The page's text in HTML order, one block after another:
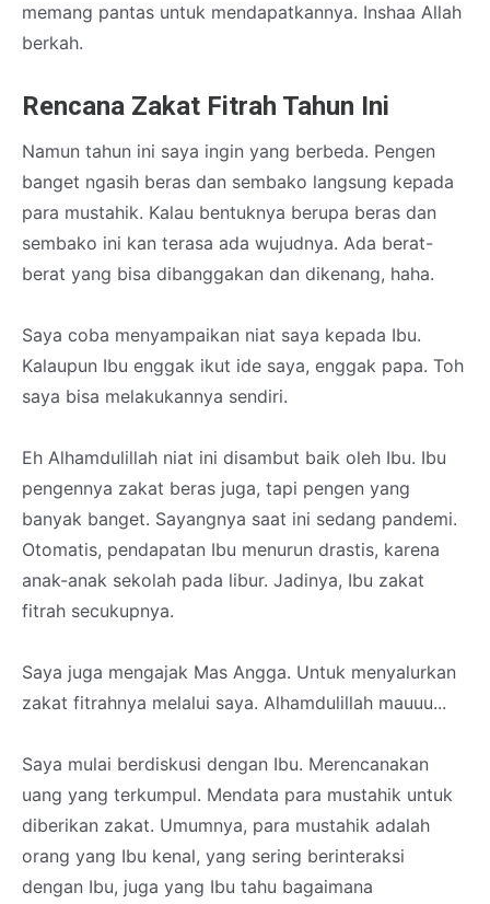
memang pantas untuk mendapatkannya. Inshaa Allah
berkah.
Rencana Zakat Fitrah Tahun Ini
Namun tahun ini saya ingin yang berbeda. Pengen
banget ngasih beras dan sembako langsung kepada
para mustahik. Kalau bentuknya berupa beras dan
sembako ini kan terasa ada wujudnya. Ada berat-
berat yang bisa dibanggakan dan dikenang, haha.
Saya coba menyampaikan niat saya kepada Ibu.
Kalaupun Ibu enggak ikut ide saya, enggak papa. Toh
saya bisa melakukannya sendiri.
Eh Alhamdulillah niat ini disambut baik oleh Ibu. Ibu
pengennya zakat beras juga, tapi pengen yang
banyak banget. Sayangnya saat ini sedang pandemi.
Otomatis, pendapatan Ibu menurun drastis, karena
anak-anak sekolah pada libur. Jadinya, Ibu zakat
fitrah secukupnya.
Saya juga mengajak Mas Angga. Untuk menyalurkan
zakat fitrahnya melalui saya. Alhamdulillah mauuu...
Saya mulai berdiskusi dengan Ibu. Merencanakan
uang yang terkumpul. Mendata para mustahik untuk
diberikan zakat. Umumnya, para mustahik adalah
orang yang Ibu kenal, yang sering berinteraksi
dengan Ibu, juga yang Ibu tahu bagaimana